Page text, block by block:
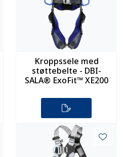
Kroppssele med
støttebelte - DBI-
SALA® ExoFit™ XE200